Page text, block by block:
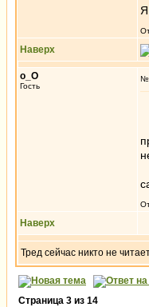
Наверх
о_О
Гость
№
Наверх
Тред сейчас никто не
Страница 3 из 14